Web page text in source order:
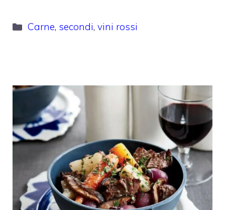
Categorie
Carne, secondi,vini rossi